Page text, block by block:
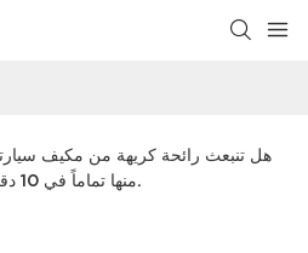
هل تنبعث رائحة كريهة من مكيف
منها تماماً في 10 دقائق واستمتع بالقيادة براحة تامة.